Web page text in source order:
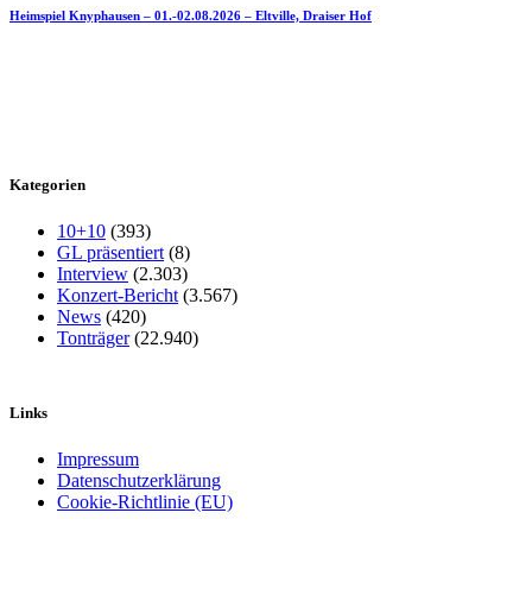
Heimspiel Knyphausen – 01.-02.08.2026 – Eltville, Draiser Hof
Kategorien
10+10 (393)
GL präsentiert (8)
Interview (2.303)
Konzert-Bericht (3.567)
News (420)
Tonträger(22.940)
Links
Impressum
Datenschutzerklärung
Cookie-Richtlinie (EU)